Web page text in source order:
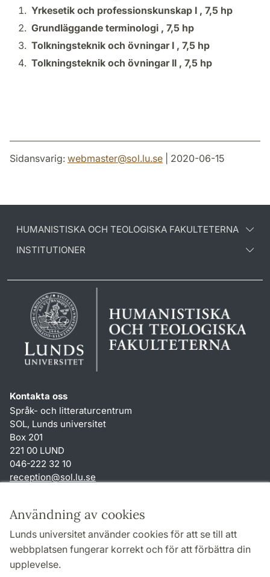
Användning av cookies
Lunds universitet använder cookies för att se till att
webbplatsen fungerar korrekt och för att förbättra din
upplevelse.
Yrkesetik och professionskunskap I , 7,5 hp
Grundläggande terminologi , 7,5 hp
Tolkningsteknik och övningar I , 7,5 hp
Tolkningsteknik och övningar II , 7,5 hp
Sidansvarig: webmaster@sol.lu.se | 2020-06-15
HUMANISTISKA OCH TEOLOGISKA FAKULTETERNA
INSTITUTIONER
Kontakta oss
Språk- och litteraturcentrum
SOL, Lunds universitet
Box 201
221 00 LUND
046-222 32 10
reception@sol.lu.se
Genvägar
Om webbplatsen och cookies
Behandling av personuppgifter
Tillgänglighetsredogörelse